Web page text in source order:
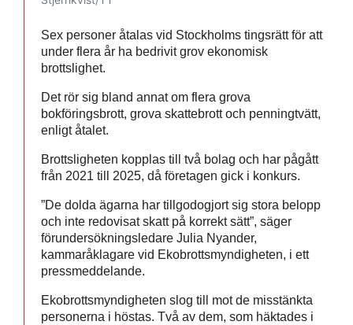
Sex personer åtalas vid Stockholms tingsrätt för att
under flera år ha bedrivit grov ekonomisk
brottslighet.
Det rör sig bland annat om flera grova
bokföringsbrott, grova skattebrott och penningtvätt,
enligt åtalet.
Brottsligheten kopplas till två bolag och har pågått
från 2021 till 2025, då företagen gick i konkurs.
”De dolda ägarna har tillgodogjort sig stora belopp
och inte redovisat skatt på korrekt sätt”, säger
förundersökningsledare Julia Nyander,
kammaråklagare vid Ekobrottsmyndigheten, i ett
pressmeddelande.
Ekobrottsmyndigheten slog till mot de misstänkta
personerna i höstas. Två av dem, som häktades i